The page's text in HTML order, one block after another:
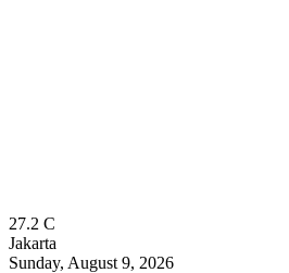
27.2 C
Jakarta
Sunday, August 9, 2026